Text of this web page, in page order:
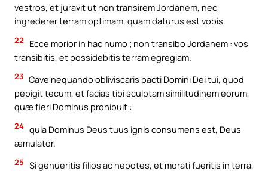
vestros, et juravit ut non transirem Jordanem, nec
ingrederer terram optimam, quam daturus est vobis.
22
Ecce morior in hac humo ; non transibo Jordanem : vos
transibitis, et possidebitis terram egregiam.
23 Cave nequando obliviscaris pacti Domini Dei tui, quod
pepigit tecum, et facias tibi sculptam similitudinem eorum,
quæ fieri Dominus prohibuit :
24 quia Dominus Deus tuus ignis consumens est, Deus
æmulator.
25 Si genueritis filios ac nepotes, et morati fueritis in terra,